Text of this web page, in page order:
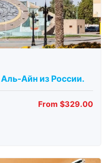
Айн из России.
From $329.00